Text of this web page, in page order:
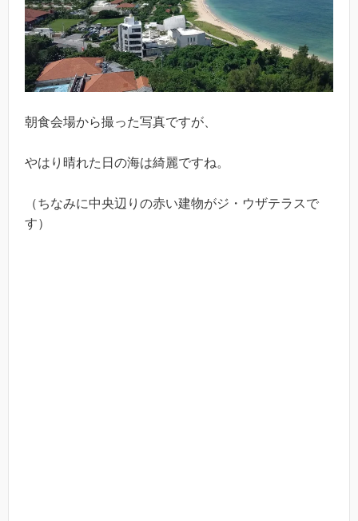
朝食会場から撮った写真ですが、
やはり晴れた日の海は綺麗ですね。
（ちなみに中央辺りの赤い建物がジ・ウザテラスで
す）